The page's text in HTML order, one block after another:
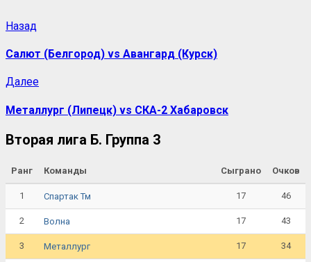
Назад
Салют (Белгород) vs Авангард (Курск)
Далее
Металлург (Липецк) vs СКА-2 Хабаровск
Вторая лига Б. Группа 3
Ранг Команды Сыграно Очков
1 Спартак Тм 17 46
2 Волна 17 43
3 Металлург 17 34